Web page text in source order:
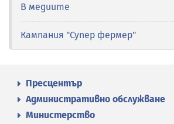
В медиите
Кампания "Супер фермер"
Пресцентър
Административно обслужване
Министерство